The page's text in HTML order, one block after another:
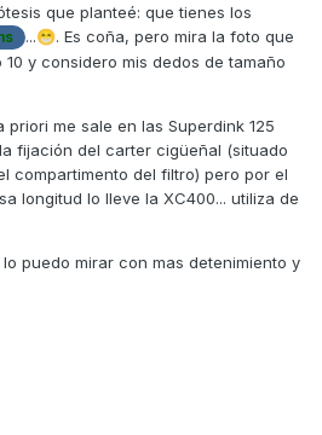
que planteé: que tienes los
...😁. Es coña, pero mira la foto que
y considero mis dedos de tamaño
me sale en las Superdink 125
fijación del carter cigüeñal (situado
compartimento del filtro) pero por el
longitud lo lleve la XC400... utiliza de
puedo mirar con mas detenimiento y